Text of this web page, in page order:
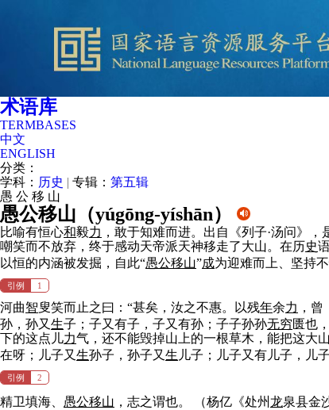
术语库
TERMBASES
中文
ENGLISH
分类：
学科： 历史 | 专辑： 第五辑
愚 公 移 山
愚公移山（yúgōng-yíshān）
比喻有恒心和毅力 ，敢于知难而进。出自《列子·汤问》，
嘲笑而不放弃，终于感动天帝派天神移走了大山。在历史
以恒的内涵被发掘，自此“愚公移山”成为迎难而上、坚持
引例 1
河曲智叟笑而止之曰：“甚矣，汝之不惠。以残年余力 ，
孙，孙又 生子；子又有子，子又有孙；子子孙孙无穷匮也
下的这点儿力气，还不能毁掉山上的一根草木，能把这大
在呀；儿子又 生孙子，孙子又 生 儿子；儿子又有儿子，儿
引例 2
精卫填海、 愚公移山 ，志之谓也。 （杨亿《处州龙泉县金